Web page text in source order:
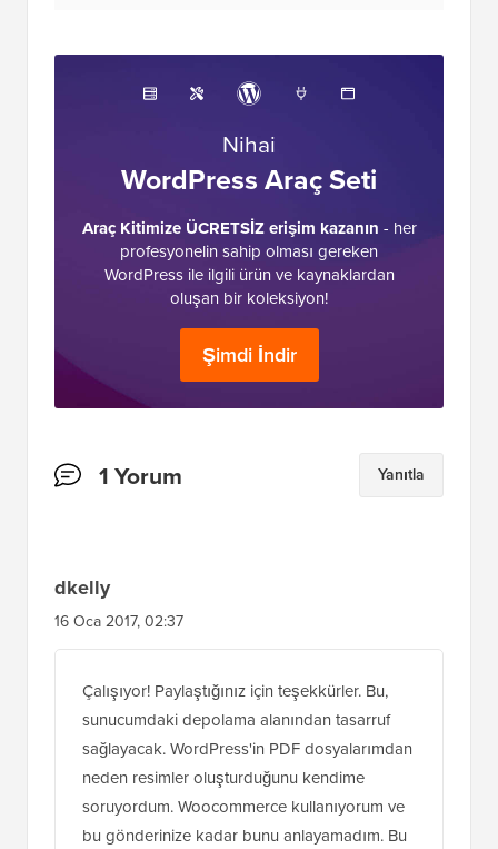
Nihai
WordPress Araç Seti
Araç Kitimize ÜCRETSİZ erişim kazanın
profesyonelin sahip olması gereken
WordPress ile ilgili ürün ve kaynaklardan
oluşan bir koleksiyon!
Şimdi İndir
Okuyucu
Yanıtla
dkelly
16 Oca 2017, 02:37
Çalışıyor! Paylaştığınız için teşekkürler. Bu,
sunucumdaki depolama alanından tasarruf
sağlayacak. WordPress'in PDF dosyalarımdan
neden resimler oluşturduğunu kendime
soruyordum. Woocommerce kullanıyorum ve